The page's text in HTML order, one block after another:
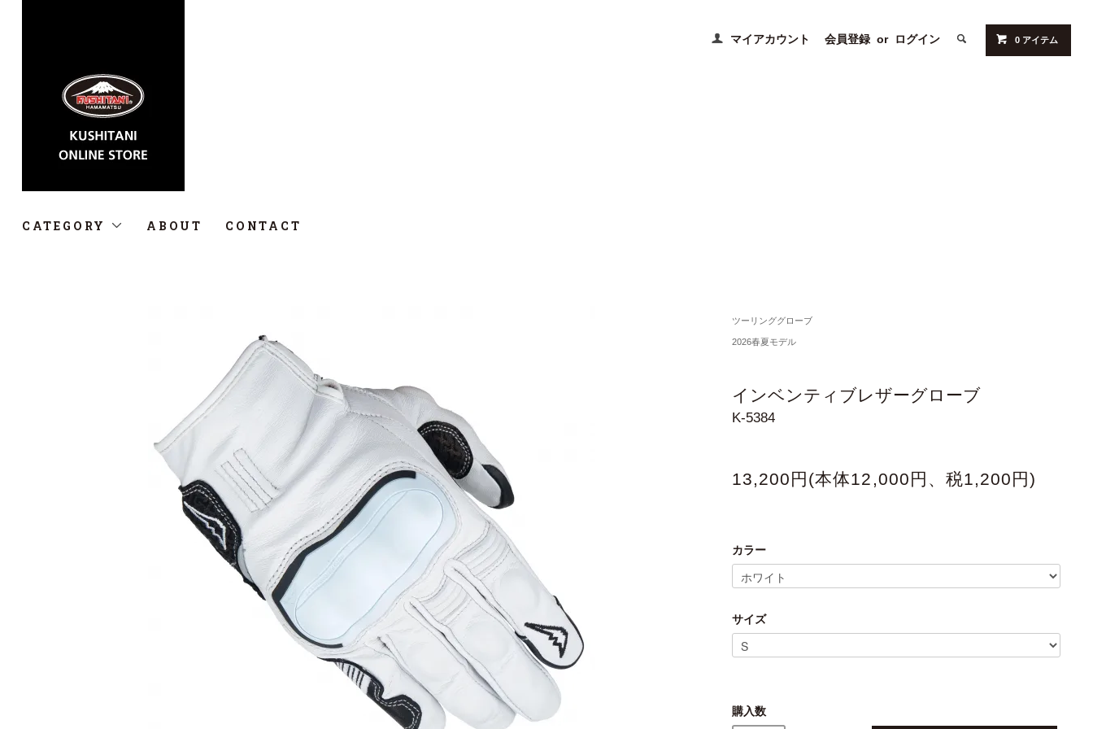
マイアカウント 会員登録 or ログイン 0 アイテム
CATEGORY ABOUT CONTACT
ツーリンググローブ
2026春夏モデル
インベンティブレザーグローブ
K-5384
13,200円(本体12,000円、税1,200円)
カラー
サイズ
購入数